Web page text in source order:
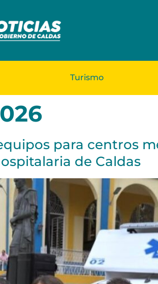
Turismo
para centros
de Caldas